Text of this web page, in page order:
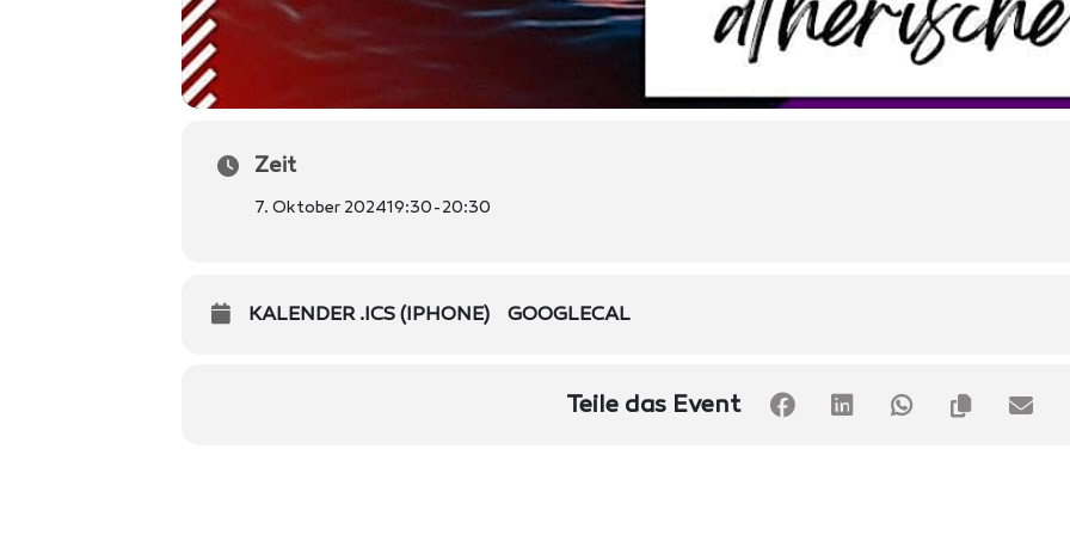
Zeit
7. Oktober 202419:30-20:30
KALENDER .ICS (IPHONE) GOOGLECAL
Teile das Event